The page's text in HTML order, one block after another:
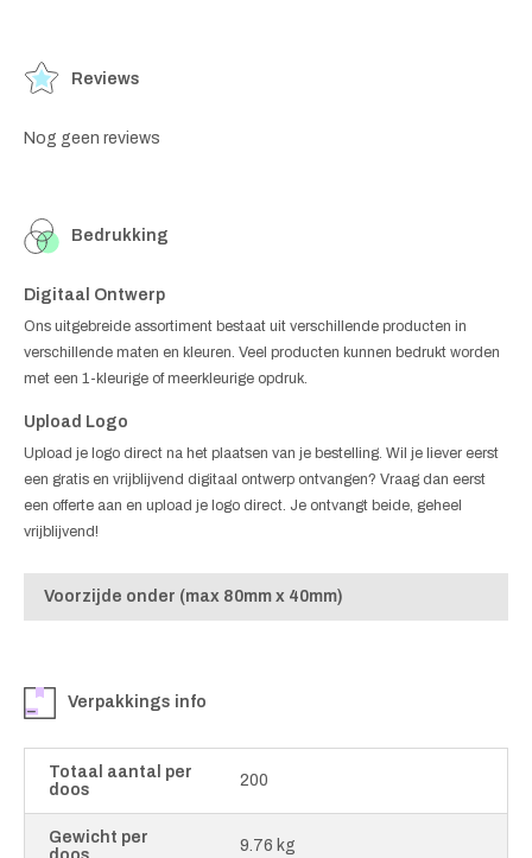
Reviews
Nog geen reviews
Bedrukking
Digitaal Ontwerp
Ons uitgebreide assortiment bestaat uit verschillende producten in
verschillende maten en kleuren. Veel producten kunnen bedrukt worden
met een 1-kleurige of meerkleurige opdruk.
Upload Logo
Upload je logo direct na het plaatsen van je bestelling. Wil je liever eerst
een gratis en vrijblijvend digitaal ontwerp ontvangen? Vraag dan eerst
een offerte aan en upload je logo direct. Je ontvangt beide, geheel
vrijblijvend!
Voorzijde onder (max 80mm x 40mm)
Verpakkings info
Totaal aantal per
doos
200
Gewicht per
9.76 kg